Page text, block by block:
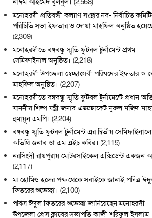
মনোহরদী প্রতিবন্ধী কল্যাণ সংস্থার নব- নির্বাচিত
পরিচিতি সভা ইফতার ও দোয়া মাহফিল অনুষ্ঠিত
(2,309)
মনোহরদীতে বঙ্গবন্ধু স্মৃতি ফুটবল টুর্নামেন্ট প্রথম
সেমিফাইনাল অনুষ্ঠিত। (2,218)
মনোহরদী উপজেলা স্বেচ্ছাসেবী পরিষদের ইফতার ও
মাহফিল অনুষ্ঠিত। (2,207)
মনোহরদীতে বঙ্গবন্ধু স্মৃতি ফুটবল টুর্নামেন্টে প্রধান
মাননীয় শিল্প মন্ত্রী জনাব এডভোকেট নুরুল মজিদ
হুমায়ূন এমপি। (2,204)
বঙ্গবন্ধু স্মৃতি ফুটবল টুর্নামেন্ট এর দ্বিতীয়
অতিথি জনাব ডা এম এইচ কবির। (2,119)
নরসিংদী রায়পুরায় মোটরসাইকেল এক্সিডেন্ট একজন
(2,117)
মা হোমিও হলের পক্ষ থেকে সবাইকে জানাই পবিত্র
ফিতরের শুভেচ্ছা। (2,100)
পবিত্র ঈদুল ফিতরের শুভেচ্ছা জানিয়েছেন মনোহরদী
উপজেলা প্রেস ক্লাবের সভাপতি কাজী শরিফুল ইসলাম